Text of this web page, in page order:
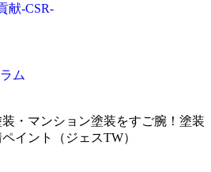
献-CSR-
ム
・マンション塗装をすご腕！塗装
イント（ジェスTW）